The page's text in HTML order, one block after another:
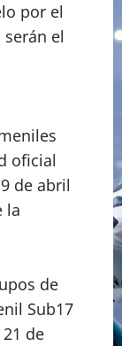
por el
el
oficial
de abril
la
de
Sub17
de